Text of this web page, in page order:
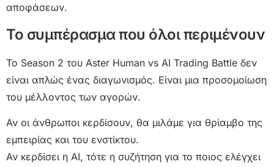
αποφάσεων.
Το συμπέρασμα που όλοι περιμένουν
Το Season 2 του Aster Human vs AI Trading Battle δεν
είναι απλώς ένας διαγωνισμός. Είναι μια προσομοίωση
του μέλλοντος των αγορών.
Αν οι άνθρωποι κερδίσουν, θα μιλάμε για θρίαμβο της
εμπειρίας και του ενστίκτου.
Αν κερδίσει η AI, τότε η συζήτηση για το ποιος ελέγχει